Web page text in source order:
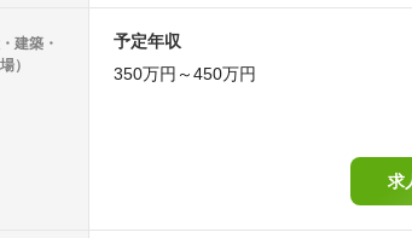
建築・
）
予定年収
350万円～450万円
求